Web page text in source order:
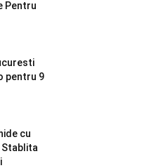
Pentru
pentru 9
cu
Stablita